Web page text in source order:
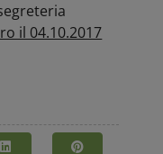
il 04.10.2017